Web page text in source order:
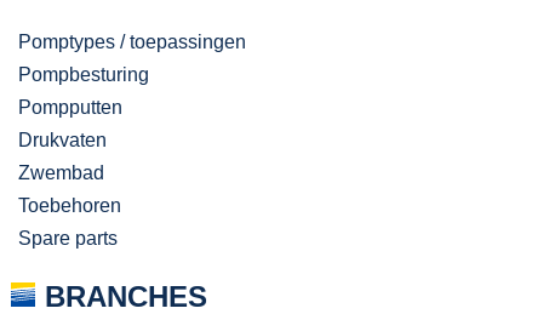
Pomptypes / toepassingen
Pompbesturing
Pompputten
Drukvaten
Zwembad
Toebehoren
Spare parts
BRANCHES